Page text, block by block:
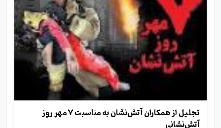
تجلیل از همکاران آتش‌نشان به مناسبت ۷ مهر روز